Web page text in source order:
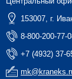
153007, г.
8-800-200-77-
+7 (4932) 37-